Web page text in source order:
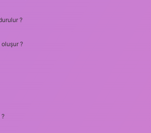
?
?